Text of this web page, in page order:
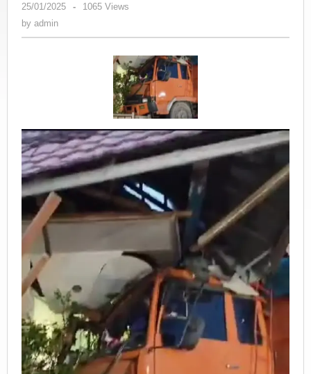
Bermuatan
25/01/2025
by
-
1065 Views
by admin